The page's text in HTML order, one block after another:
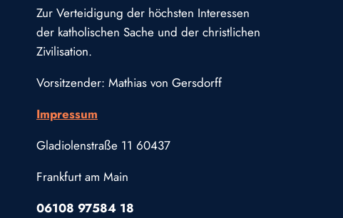
Zur Verteidigung der höchsten Interessen
der katholischen Sache und der christlichen
Zivilisation.
Vorsitzender: Mathias von Gersdorff
Impressum
Gladiolenstraße 11 60437
Frankfurt am Main
06108 97584 18